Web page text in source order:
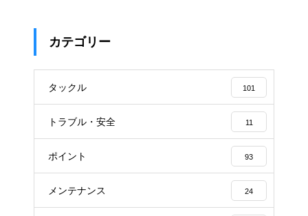
カテゴリー
タックル 101
トラブル・安全 11
ポイント 93
メンテナンス 24